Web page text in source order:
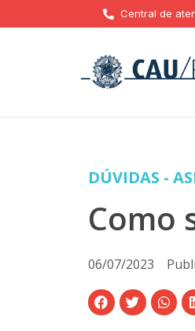
Central de
DÚVIDAS -
Como
06/07/2023